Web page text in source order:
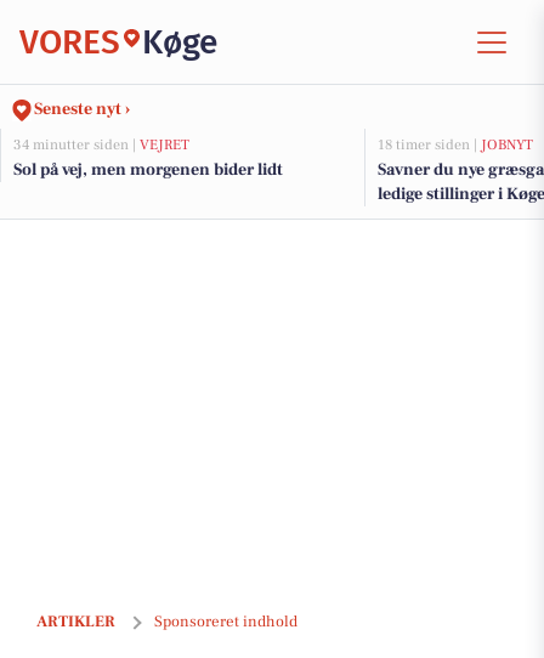
VORES Køge
Seneste nyt ›
34 minutter siden | VEJRET
Sol på vej, men morgenen bider lidt
18 timer siden | JOBNYT
Savner du nye
ledige stillinger i
ARTIKLER Sponsoreret indhold
Hvordan mundhygiejne hænger sammen med din generelle